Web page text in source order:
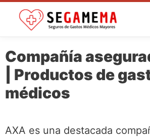
Compañía
| Productos de
médicos
AXA es una destacada